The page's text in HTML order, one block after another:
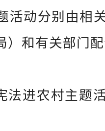
活动分别由相
）和有关部门
进农村主题